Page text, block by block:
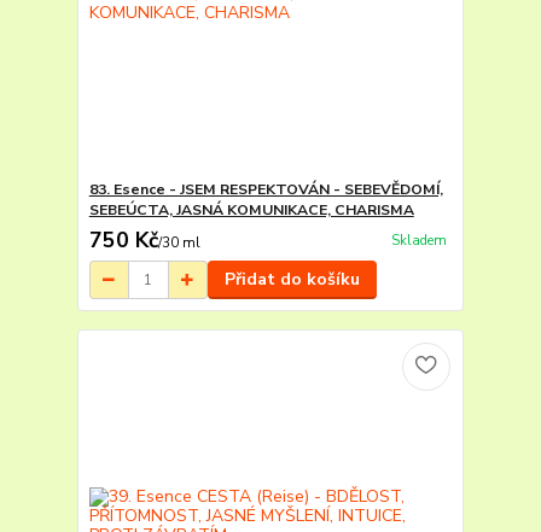
83. Esence - JSEM RESPEKTOVÁN - SEBEVĚDOMÍ,
SEBEÚCTA, JASNÁ KOMUNIKACE, CHARISMA
750 Kč/30 ml Skladem
Přidat do košíku